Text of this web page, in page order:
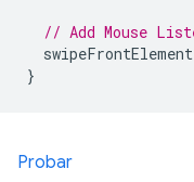
// Add Mouse
swipeFrontElement
}
Probar